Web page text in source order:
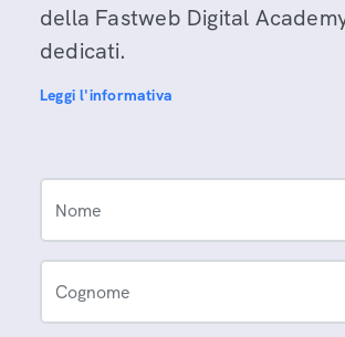
della Fastweb Digital
dedicati.
Leggi l'informativa
Nome
Cognome